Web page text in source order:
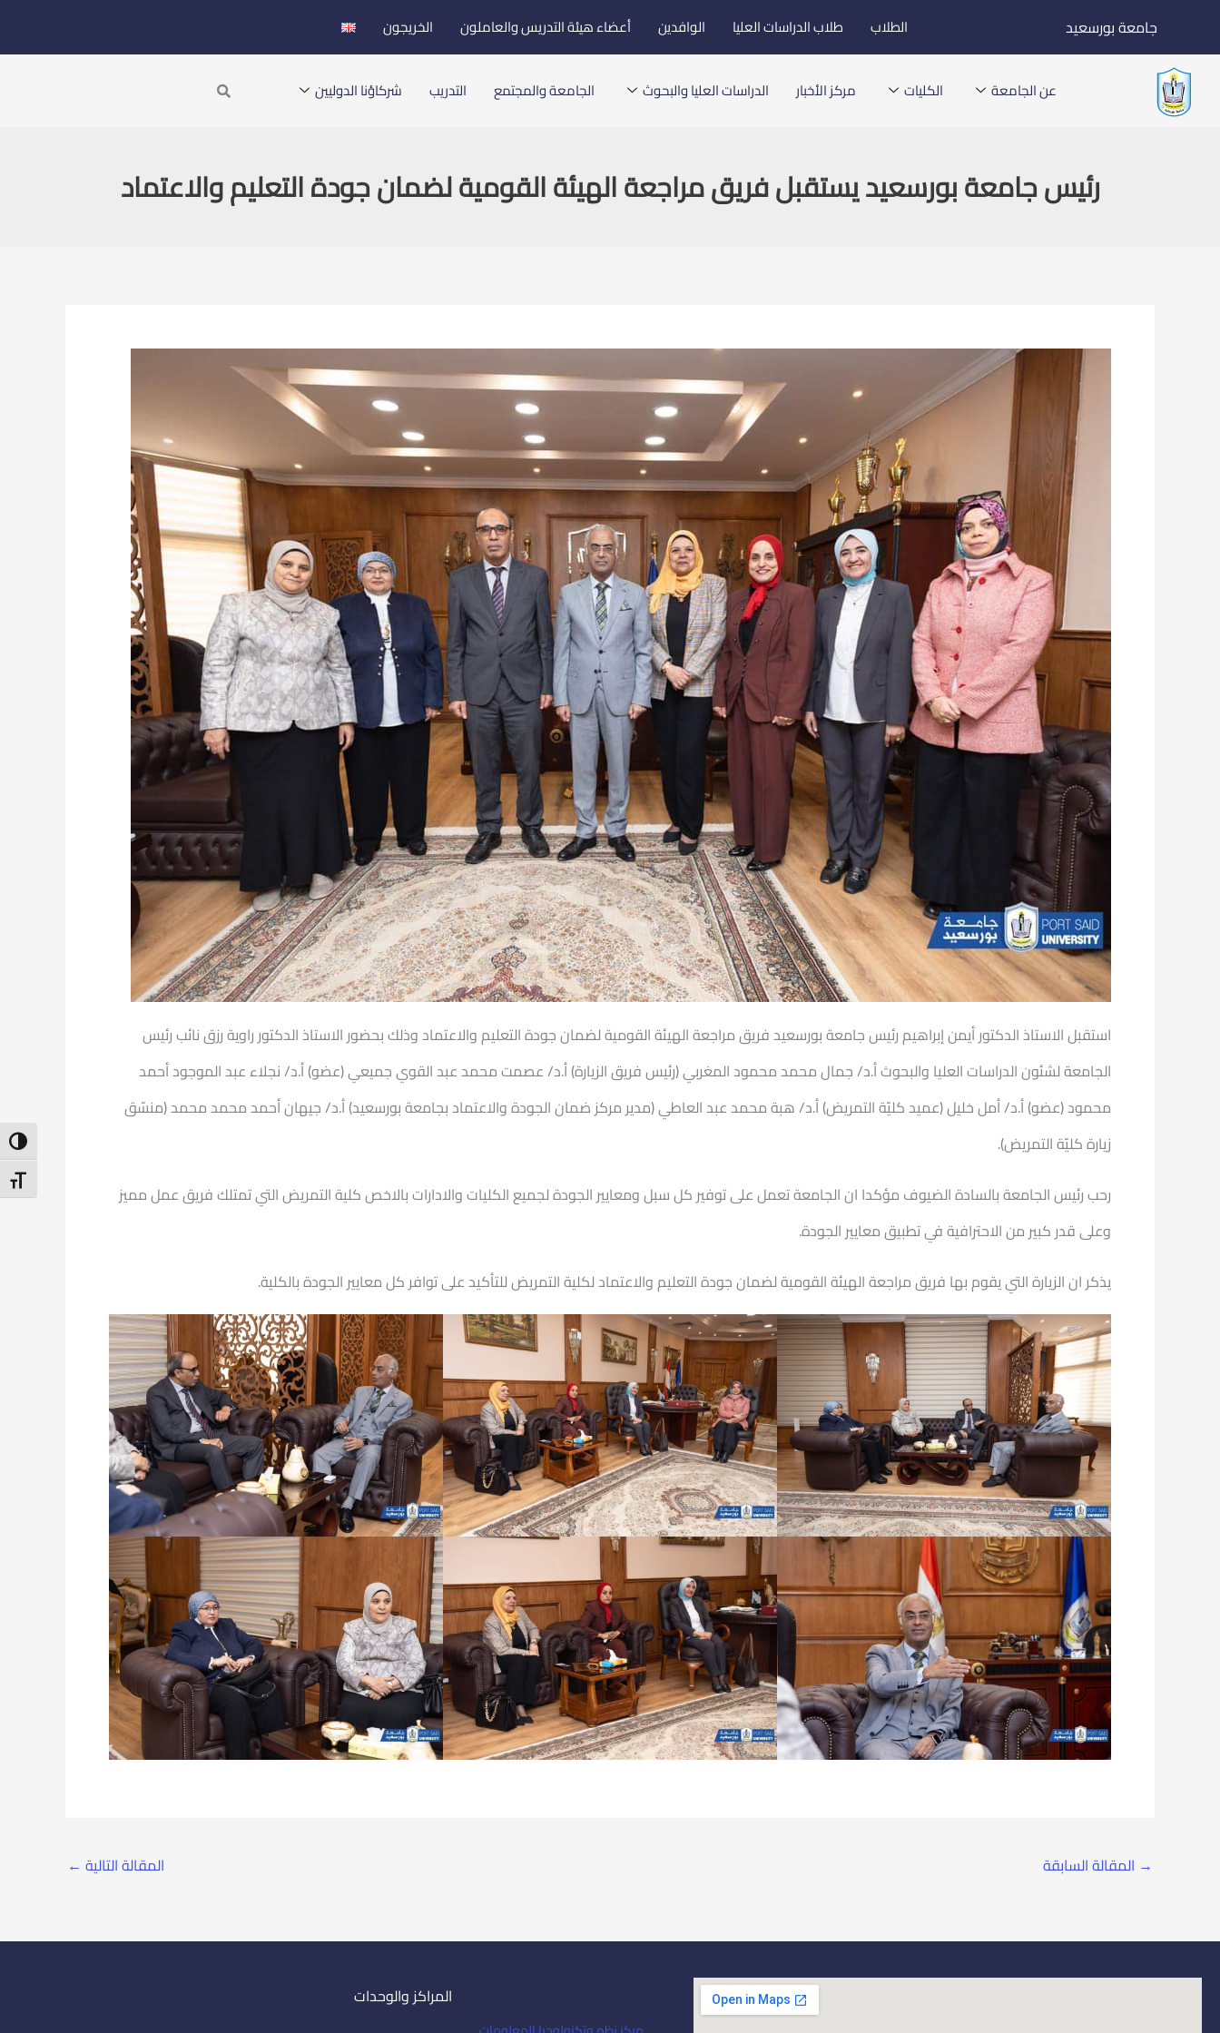
إلى
المحتوى
جامعة بورسعيد الطلاب طلاب الدراسات العليا الوافدين أعضاء هيئة التدريس والعاملون الخريجون
عن الجامعة الكليات مركز الأخبار الدراسات العليا والبحوث الجامعة والمجتمع التدريب شركاؤنا الدوليين Search
رئيس جامعة بورسعيد يستقبل فريق مراجعة الهيئة القومية لضمان جودة التعليم والاعتماد
استقبل الاستاذ الدكتور أيمن إبراهيم رئيس جامعة بورسعيد فريق مراجعة الهيئة القومية لضمان جودة التعليم والاعتماد وذلك بحضور الاستاذ الدكتور راوية رزق نائب رئيس
الجامعة لشئون الدراسات العليا والبحوث أ.د/ جمال محمد محمود المغربي (رئيس فريق الزيارة) أ.د/ عصمت محمد عبد القوي جميعي (عضو) أ.د/ نجلاء عبد الموجود أحمد
محمود (عضو) أ.د/ أمل خليل (عميد كليّة التمريض) أ.د/ هبة محمد عبد العاطي (مدير مركز ضمان الجودة والاعتماد بجامعة بورسعيد) أ.د/ جيهان أحمد محمد محمد (منسّق
زيارة كليّة التمريض).
رحب رئيس الجامعة بالسادة الضيوف مؤكدا ان الجامعة تعمل على توفير كل سبل ومعايير الجودة لجميع الكليات والادارات بالاخص كلية التمريض التي تمتلك فريق عمل مميز
وعلى قدر كبير من الاحترافية في تطبيق معايير الجودة.
يذكر ان الزيارة التي يقوم بها فريق مراجعة الهيئة القومية لضمان جودة التعليم والاعتماد لكلية التمريض للتأكيد على توافر كل معايير الجودة بالكلية.
→ المقالة السابقة المقالة التالية ←
المراكز والوحدات